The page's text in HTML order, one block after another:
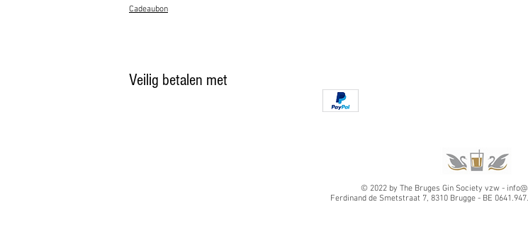
Cadeaubon
Veilig betalen met
© 2022 by The Bruges Gin Society vzw -
Ferdinand de Smetstraat 7, 8310 Brugge - BE